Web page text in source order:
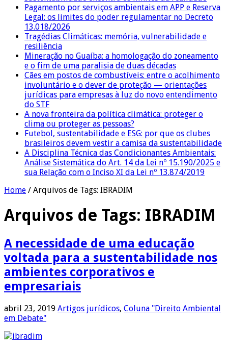
Pagamento por serviços ambientais em APP e Reserva
Legal: os limites do poder regulamentar no Decreto
13.018/2026
Tragédias Climáticas: memória, vulnerabilidade e
resiliência
Mineração no Guaíba: a homologação do zoneamento
e o fim de uma paralisia de duas décadas
Cães em postos de combustíveis: entre o acolhimento
involuntário e o dever de proteção — orientações
jurídicas para empresas à luz do novo entendimento
do STF
A nova fronteira da política climática: proteger o
clima ou proteger as pessoas?
Futebol, sustentabilidade e ESG: por que os clubes
brasileiros devem vestir a camisa da sustentabilidade
A Disciplina Técnica das Condicionantes Ambientais:
Análise Sistemática do Art. 14 da Lei nº 15.190/2025 e
sua Relação com o Inciso XI da Lei nº 13.874/2019
Home / Arquivos de Tags: IBRADIM
Arquivos de Tags: IBRADIM
A necessidade de uma educação
voltada para a sustentabilidade nos
ambientes corporativos e
empresariais
abril 23, 2019 Artigos jurídicos, Coluna "Direito Ambiental
em Debate"